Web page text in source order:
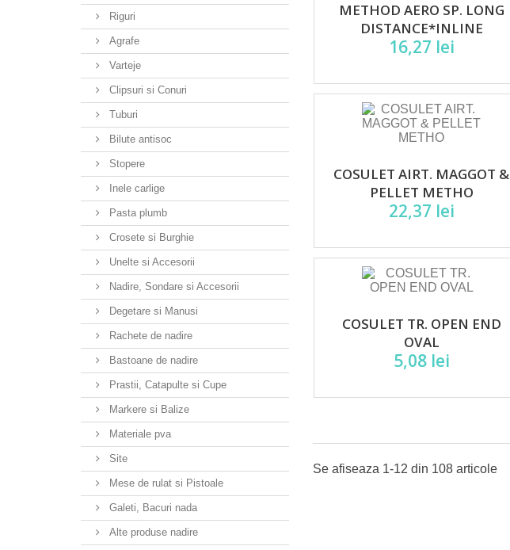
Riguri
Agrafe
Varteje
Clipsuri si Conuri
Tuburi
Bilute antisoc
Stopere
Inele carlige
Pasta plumb
Crosete si Burghie
Unelte si Accesorii
Nadire, Sondare si Accesorii
Degetare si Manusi
Rachete de nadire
Bastoane de nadire
Prastii, Catapulte si Cupe
Markere si Balize
Materiale pva
Site
Mese de rulat si Pistoale
Galeti, Bacuri nada
Alte produse nadire
METHOD AERO SP. LONG
DISTANCE*INLINE
16,27 lei
COSULET AIRT. MAGGOT &
PELLET METHO
22,37 lei
COSULET TR. OPEN END
OVAL
5,08 lei
Se afiseaza 1-12 din 108 articole